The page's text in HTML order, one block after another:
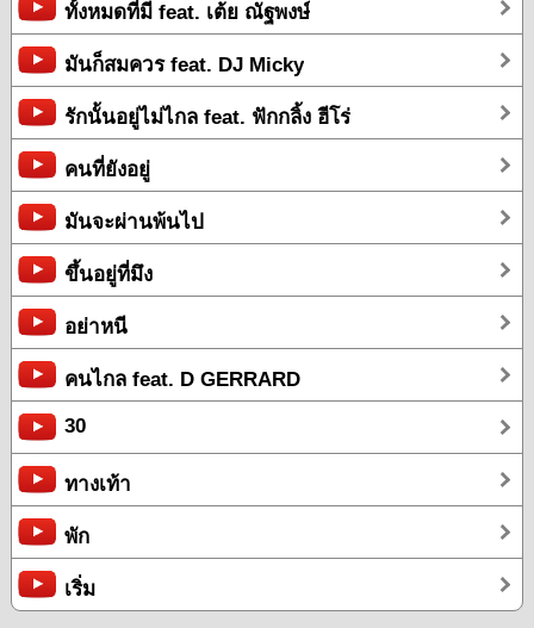
ทั้งหมดที่มี feat. เต้ย ณัฐพงษ์
มันก็สมควร feat. DJ Micky
รักนั้นอยู่ไม่ไกล feat. ฟักกลิ้ง ฮีโร่
คนที่ยังอยู่
มันจะผ่านพ้นไป
ขึ้นอยู่ที่มึง
อย่าหนี
คนไกล feat. D GERRARD
30
ทางเท้า
พัก
เริ่ม